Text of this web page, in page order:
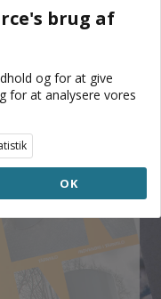
brug af
og for at give
for at analysere vores
OK